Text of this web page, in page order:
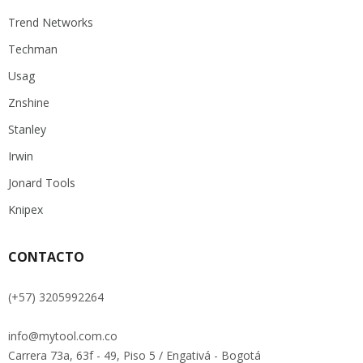
Trend Networks
Techman
Usag
Znshine
Stanley
Irwin
Jonard Tools
Knipex
CONTACTO
(+57) 3205992264
info@mytool.com.co
Carrera 73a, 63f - 49, Piso 5 / Engativá - Bogotá